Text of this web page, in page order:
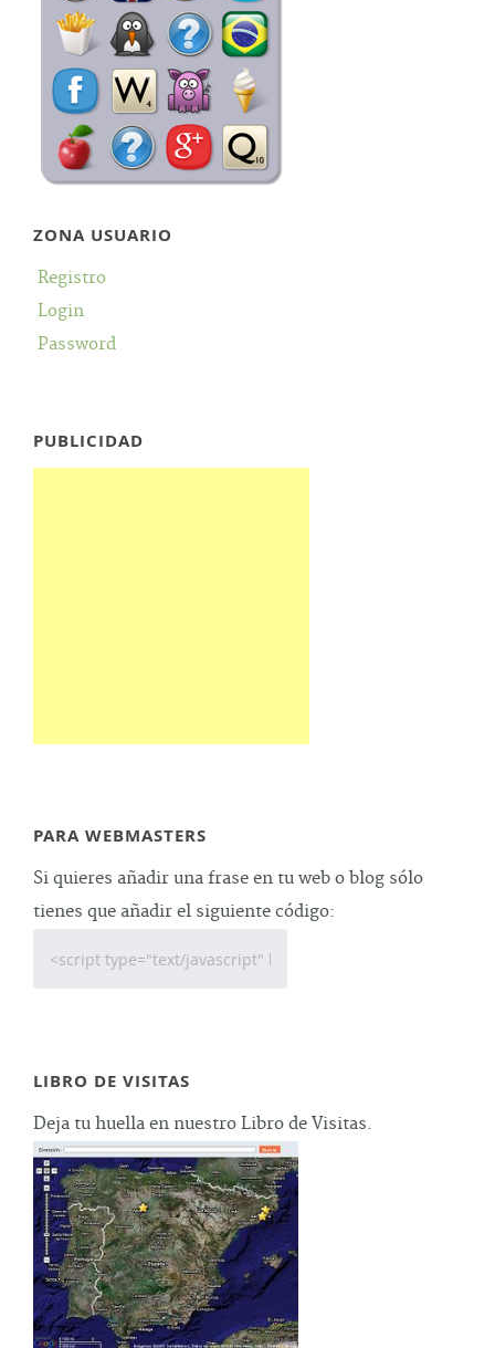
ZONA USUARIO
Registro
Login
Password
PUBLICIDAD
PARA WEBMASTERS
Si quieres añadir una frase en tu web o blog sólo
tienes que añadir el siguiente código:
LIBRO DE VISITAS
Deja tu huella en nuestro Libro de Visitas.